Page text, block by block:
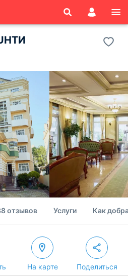
отзывов Услуги Как
На карте Поделиться